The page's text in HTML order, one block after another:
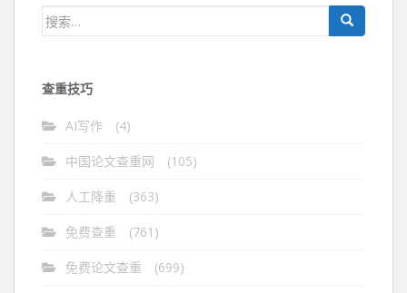
搜
查重技巧
AI写作 (4)
中国论文查重网 (105)
人工降重 (363)
免费查重 (761)
免费论文查重 (699)